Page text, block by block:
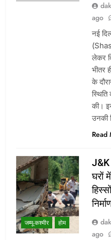
ago
नई
लेकर
भीतर
के
स्थिति
की।
उनकी
Read
जम्मू-कश्मीर होम
J&K
घरों
ago